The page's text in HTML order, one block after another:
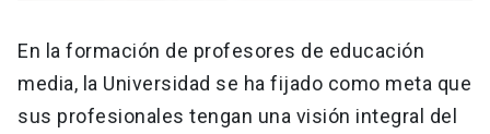
En la formación de profesores de educación
media, la Universidad se ha fijado como meta que
sus profesionales tengan una visión integral del